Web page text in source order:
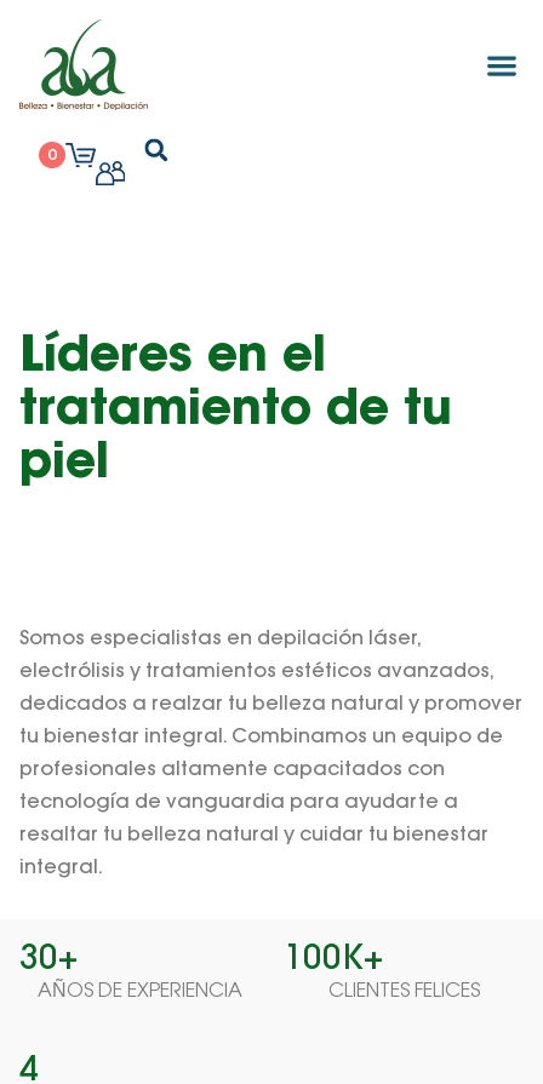
0
Líderes en el
tratamiento de tu
piel
Somos especialistas en depilación láser,
electrólisis y tratamientos estéticos avanzados,
dedicados a realzar tu belleza natural y promover
tu bienestar integral. Combinamos un equipo de
profesionales altamente capacitados con
tecnología de vanguardia para ayudarte a
resaltar tu belleza natural y cuidar tu bienestar
integral.
30+
AÑOS DE EXPERIENCIA
100K+
CLIENTES FELICES
4